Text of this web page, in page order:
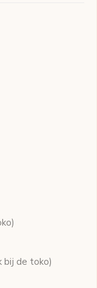
bij de toko)